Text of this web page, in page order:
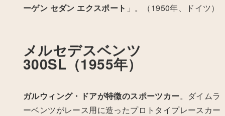
ーゲン セダン エクスポート 」。（1950年、ドイツ）
メルセデスベンツ
300SL（1955年）
ガルウィング・ドアが特徴のスポーツカー。 ダイムラ
ーベンツがレース用に造ったプロトタイプレースカー